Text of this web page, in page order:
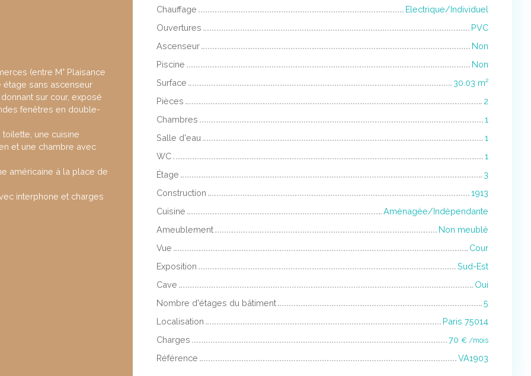
(entre M° Plaisance
étage sans ascenseur
sur cour, exposé
fenêtres en double-
une cuisine
et une chambre avec
américaine à la place de
interphone et charges
Chauffage
Electrique/Individuel
Ouvertures
PVC
Ascenseur
Non
Piscine
Non
Surface
30.03 m²
Pièces
2
Chambres
1
Salle d'eau
1
WC
1
Étage
3
Construction
1913
Cuisine
Aménagée/Indépendante
Ameublement
Non meublé
Vue
Cour
Exposition
Sud-Est
Cave
Oui
Nombre d'étages du bâtiment
5
Localisation
Paris 75014
Charges
70 € /mois
Référence VA1903